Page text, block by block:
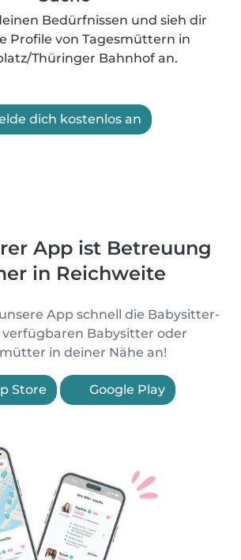
Bedürfnissen und sieh dir
Profile von Tagesmüttern in
Thüringer Bahnhof an.
dich kostenlos an
App ist Betreuung
in Reichweite
App schnell die Babysitter-
verfügbaren Babysitter oder
in deiner Nähe an!
Store Google Play